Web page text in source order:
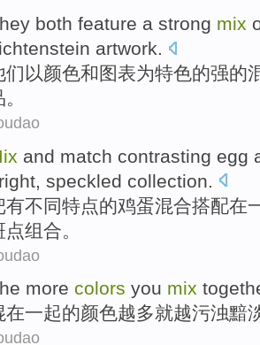
both feature a strong mix
artwork.
们 以颜色和 图表为特色的强的
and match contrasting egg
speckled collection.
有不同特点的鸡蛋混合搭配在
点组合。
more colors you mix
在一起的颜色越多就越污浊黯